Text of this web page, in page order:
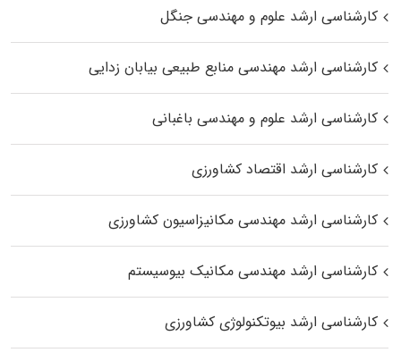
کارشناسی ارشد علوم و مهندسی جنگل
کارشناسی ارشد مهندسی منابع طبیعی بیابان زدایی
کارشناسی ارشد علوم و مهندسی باغبانی
کارشناسی ارشد اقتصاد کشاورزی
کارشناسی ارشد مهندسی مکانیزاسیون کشاورزی
کارشناسی ارشد مهندسی مکانیک بیوسیستم
کارشناسی ارشد بیوتکنولوژی کشاورزی